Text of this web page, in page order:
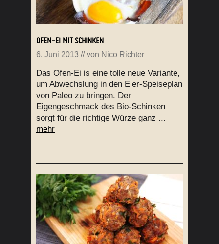
OFEN-EI MIT SCHINKEN
6. Juni 2013 // von Nico Richter
Das Ofen-Ei is eine tolle neue Variante,
um Abwechslung in den Eier-Speiseplan
von Paleo zu bringen. Der
Eigengeschmack des Bio-Schinken
sorgt für die richtige Würze ganz ...
mehr